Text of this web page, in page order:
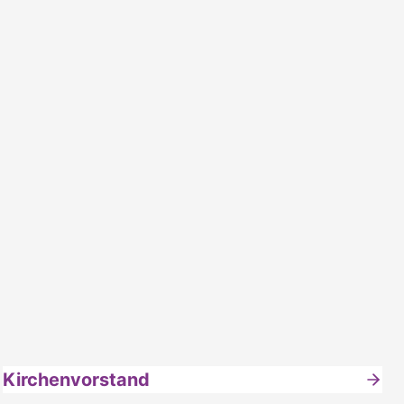
Kirchenvorstand